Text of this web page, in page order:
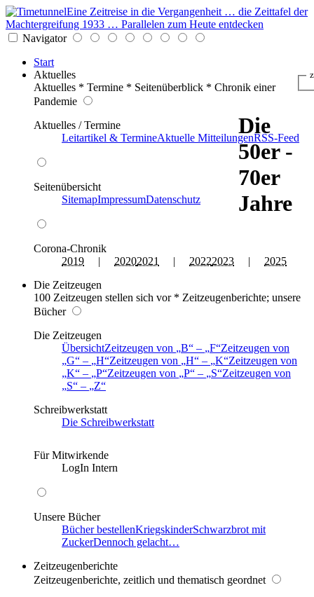
Eine Zeitreise in die Vergangenheit … die Zeittafel der
Machtergreifung 1933 … Parallelen zum Heute entdecken
Navigator
Start
Aktuelles
Aktuelles * Termine * Seitenüberblick * Chronik einer
Pandemie
Aktuelles / Termine
Leitartikel & TermineAktuelle MitteilungenRSS-Feed
Seitenübersicht
SitemapImpressumDatenschutz
Corona-Chronik
2019 | 20202021 | 20222023 | 2025
Die Zeitzeugen
100 Zeitzeugen stellen sich vor * Zeitzeugenberichte; unsere
Bücher
Die Zeitzeugen
ÜbersichtZeitzeugen von B – F Zeitzeugen von
G
– H Zeitzeugen von H – K Zeitzeugen von
K
– P Zeitzeugen von P – S Zeitzeugen von
S
–
Z
Schreibwerkstatt
Die Schreibwerkstatt
Für Mitwirkende
LogIn Intern
Unsere Bücher
Bücher bestellenKriegskinderSchwarzbrot mit
ZuckerDennoch gelacht…
Zeitzeugenberichte
Zeitzeugenberichte, zeitlich und thematisch geordnet
Die
50er -
70er
Jahre